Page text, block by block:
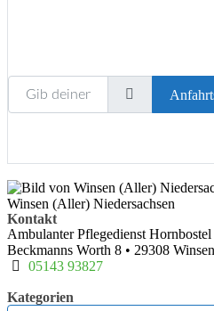
Gib deinen Standort ein.
Winsen (Aller) Niedersachsen
Kontakt
Ambulanter Pflegedienst
Beckmanns Worth 8 • 29308
05143 93827
Kategorien